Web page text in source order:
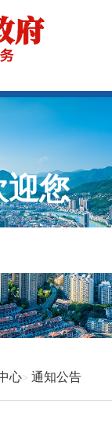
迎您
心 通知公告